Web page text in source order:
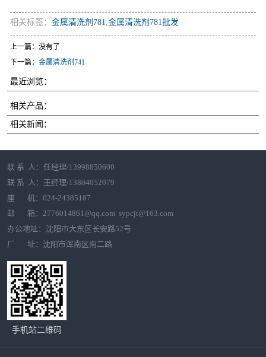
相关标签： 金属清洗剂781 金属清洗剂781批发
上一篇：没有了
下一篇： 金属清洗剂741
最近浏览：
相关产品：
相关新闻：
联 系 人：任经理/13998850600
联 系 人：王经理/13804052079
座 机：024-24385187
邮 箱：2776014861@qq.com sypcjt@163.com
办公地址：沈阳市大东区长安路52号
厂 址：沈阳市浑南区南二路
手机站二维码